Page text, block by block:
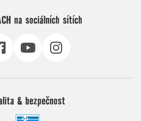
na sociálních sítích
& bezpečnost